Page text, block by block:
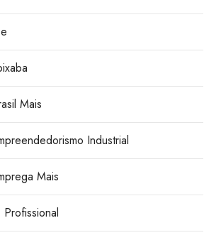
Mais
Industrial
Mais